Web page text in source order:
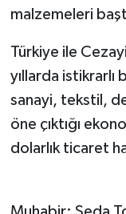
malzemeleri
Türkiye ile
yıllarda istikrarlı
sanayi, tekstil,
öne çıktığı
dolarlık ticaret